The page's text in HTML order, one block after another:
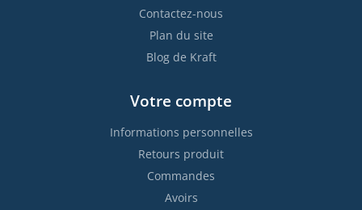
Contactez-nous
Plan du site
Blog de Kraft
Votre compte
Informations personnelles
Retours produit
Commandes
Avoirs